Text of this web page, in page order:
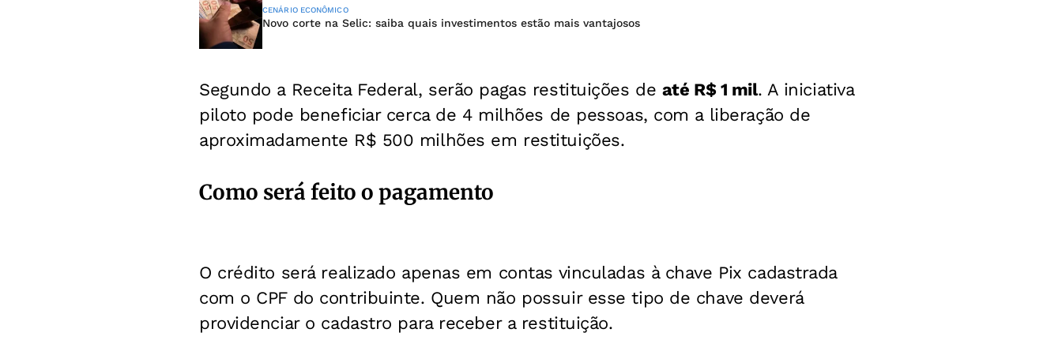
CENÁRIO ECONÔMICO
Novo corte na Selic: saiba quais investimentos estão mais vantajosos
Segundo a Receita Federal, serão pagas restituições de até R$ 1 mil. A iniciativa
piloto pode beneficiar cerca de 4 milhões de pessoas, com a liberação de
aproximadamente R$ 500 milhões em restituições.
Como será feito o pagamento
O crédito será realizado apenas em contas vinculadas à chave Pix cadastrada
com o CPF do contribuinte. Quem não possuir esse tipo de chave deverá
providenciar o cadastro para receber a restituição.